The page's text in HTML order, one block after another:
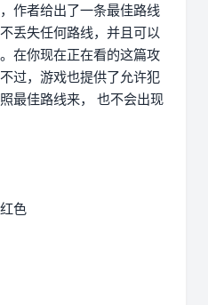
作者给出了一条最佳路线
丢失任何路线，并且可以
在你现在正在看的这篇攻
过，游戏也提供了允许犯
最佳路线来， 也不会出现
色